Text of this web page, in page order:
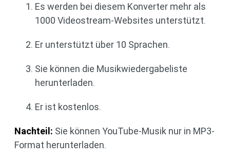
Es werden bei diesem Konverter mehr als
1000 Videostream-Websites unterstützt.
Er unterstützt über 10 Sprachen.
Sie können die Musikwiedergabeliste
herunterladen.
Er ist kostenlos.
Nachteil: Sie können YouTube-Musik nur in MP3-
Format herunterladen.